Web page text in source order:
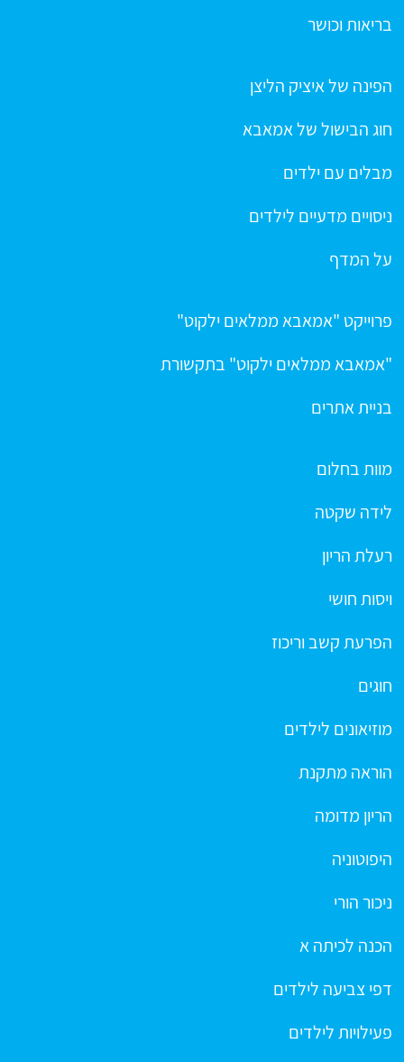
בריאות וכושר
הפינה של איציק הליצן
חוג הבישול של אמאבא
מבלים עם ילדים
ניסויים מדעיים לילדים
על המדף
פרוייקט "אמאבא ממלאים ילקוט"
"אמאבא ממלאים ילקוט" בתקשורת
בניית אתרים
מוות בחלום
לידה שקטה
רעלת הריון
ויסות חושי
הפרעת קשב וריכוז
חוגים
מוזיאונים לילדים
הוראה מתקנת
הריון מדומה
היפוטוניה
ניכור הורי
הכנה לכיתה א
דפי צביעה לילדים
פעילויות לילדים